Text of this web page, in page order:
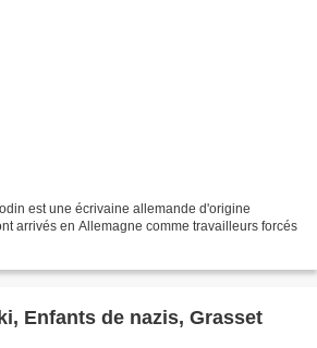
est une écrivaine allemande d'origine
arrivés en Allemagne comme travailleurs forcés
Enfants de nazis, Grasset